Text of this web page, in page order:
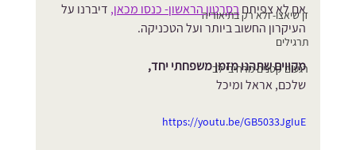
זן שיאצו- ולא רק בתיאוריה
תרגילים
רגעים קטנים מרחיבי לב
אם לא צפיתם בסרטון הראשון- כנסו מכאן, דיברנו על
העיקרון החשוב ביותר ועל הטכניקה.
מקווים שתהנו מזמן משפחתי יחד,
שלכם, אראל ומיכל
https://youtu.be/GB5033JgIuE